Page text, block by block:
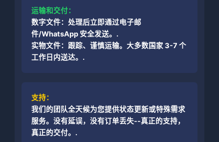
运输和交付：
数字文件：处理后立即通过电子邮
件/WhatsApp 安全发送。.
实物文件：跟踪、谨慎运输。大多数国家 3-7 个
工作日内送达。.
支持：
我们的团队全天候为您提供状态更新或特殊需求
服务。没有延误，没有订单丢失--真正的支持，
真正的交付。.